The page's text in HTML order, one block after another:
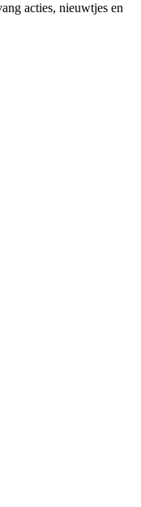
acties, nieuwtjes en